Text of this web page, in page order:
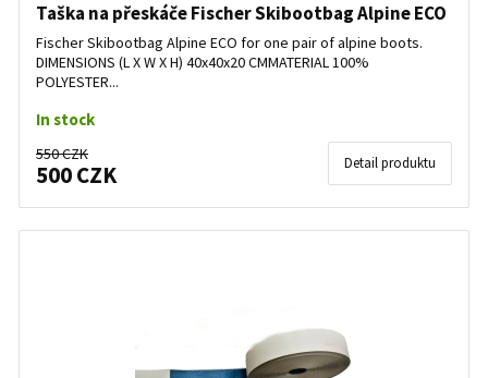
Taška na přeskáče Fischer Skibootbag Alpine ECO
Fischer Skibootbag Alpine ECO for one pair of alpine boots.
DIMENSIONS (L X W X H) 40x40x20 CMMATERIAL 100%
POLYESTER...
In stock
550 CZK
500 CZK Detail produktu